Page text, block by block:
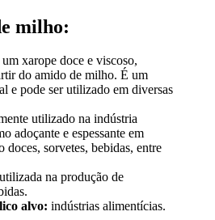
milho:
um xarope doce e viscoso,
do amido de milho. É um
e pode ser utilizado em diversas
utilizado na indústria
adoçante e espessante em
doces, sorvetes, bebidas, entre
na produção de
alvo: indústrias alimentícias.